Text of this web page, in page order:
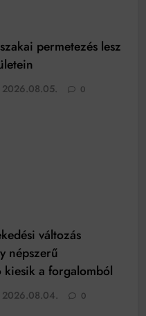
permetezés lesz
2026.08.05. 0
változás
népszerű
kiesik a forgalomból
2026.08.04. 0